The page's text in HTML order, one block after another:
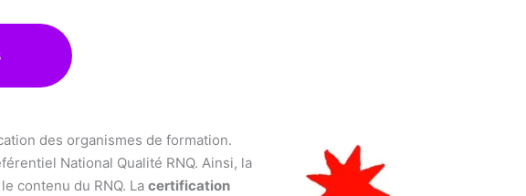
des organismes de formation.
National Qualité RNQ. Ainsi, la
contenu du RNQ. Lacertification